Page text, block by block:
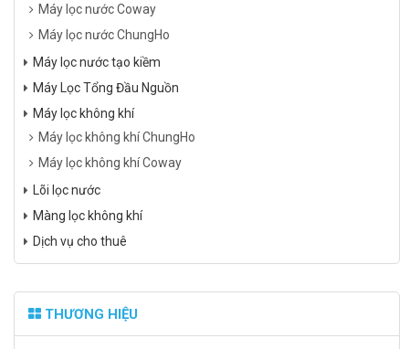
Máy lọc nước Coway
Máy lọc nước ChungHo
Máy lọc nước tạo kiềm
Máy Lọc Tổng Đầu Nguồn
Máy lọc không khí
Máy lọc không khí ChungHo
Máy lọc không khí Coway
Lõi lọc nước
Màng lọc không khí
Dịch vụ cho thuê
THƯƠNG HIỆU